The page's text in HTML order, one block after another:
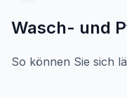
Wasch- und
So können Sie sich